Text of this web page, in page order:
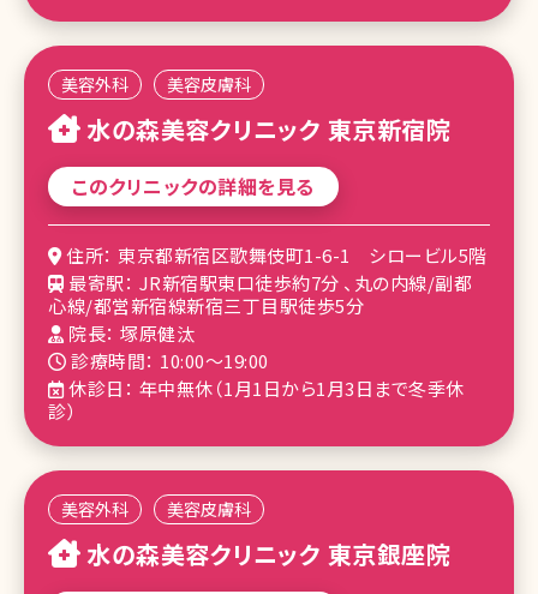
水の森美容クリニック 東京新宿院
美容外科 美容皮膚科
このクリニックの詳細を見る
住所： 東京都新宿区歌舞伎町1-6-1 シロービル5階
最寄駅： JR新宿駅東口徒歩約7分 、丸の内線/副都
心線/都営新宿線新宿三丁目駅徒歩5分
院長： 塚原健汰
診療時間： 10:00～19:00
休診日： 年中無休（1月1日から1月3日まで冬季休
診）
水の森美容クリニック 東京銀座院
美容外科 美容皮膚科